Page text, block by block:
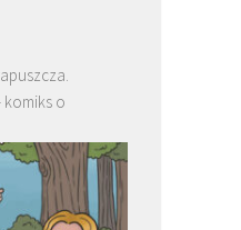
komiks o